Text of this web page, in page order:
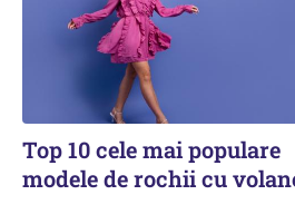
Top 10 cele mai populare
modele de rochii cu